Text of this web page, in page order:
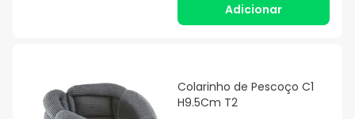
Adicionar
Colarinho de Pescoço C1
H9.5Cm T2